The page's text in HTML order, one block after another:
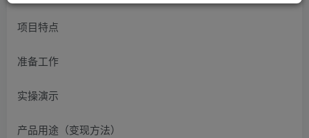
项目特点
准备工作
实操演示
产品用途（变现方法）